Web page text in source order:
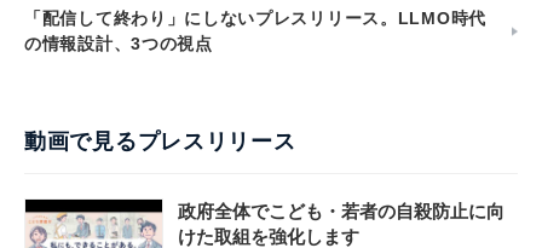
「配信して終わり」にしないプレスリリース。LLMO時代
の情報設計、3つの視点
動画で見るプレスリリース
政府全体でこども・若者の自殺防止に向
けた取組を強化します